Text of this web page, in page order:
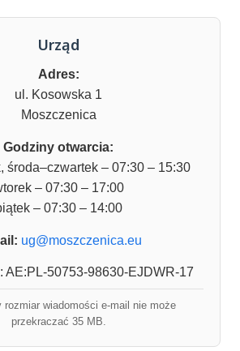
Urząd
Adres:
ul. Kosowska 1
Moszczenica
Godziny otwarcia:
środa–czwartek – 07:30 – 15:30
– 07:30 – 17:00
– 07:30 – 14:00
ug@moszczenica.eu
AE:PL-50753-98630-EJDWR-17
rozmiar wiadomości e-mail nie może
przekraczać 35 MB.